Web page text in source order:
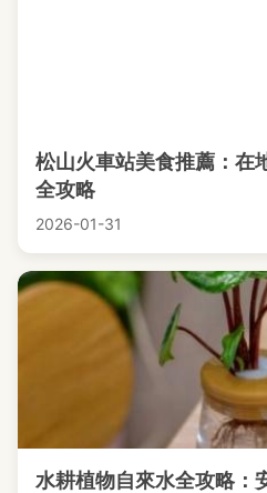
松山火車站美食推薦：在
全攻略
2026-01-31
水耕植物自來水全攻略：